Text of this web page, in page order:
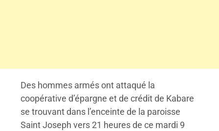
Des hommes armés ont attaqué la
coopérative d’épargne et de crédit de Kabare
se trouvant dans l’enceinte de la paroisse
Saint Joseph vers 21 heures de ce mardi 9